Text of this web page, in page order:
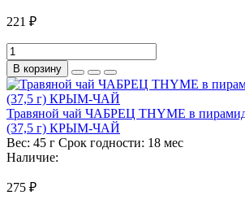
221 ₽
В корзину
Травяной чай ЧАБРЕЦ THYME в
(37,5 г) КРЫМ-ЧАЙ
Вес: 45 г Срок годности: 18 мес
Наличие:
275 ₽